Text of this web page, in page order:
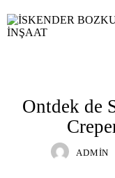
Ontdek de
ADMIN